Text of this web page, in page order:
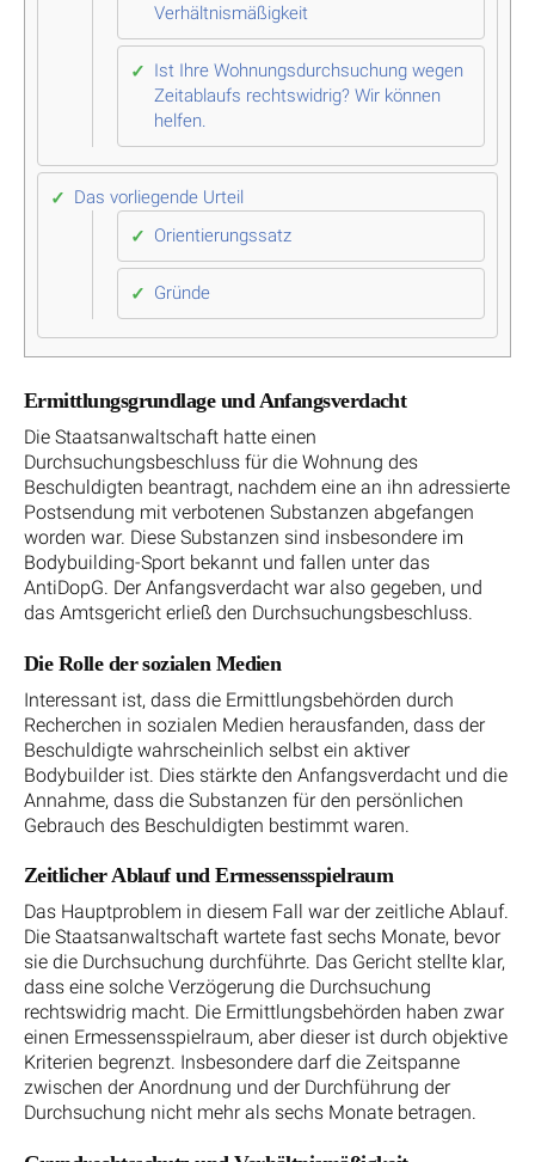
Verhältnismäßigkeit
Ist Ihre Wohnungsdurchsuchung wegen
Zeitablaufs rechtswidrig? Wir können
helfen.
Das vorliegende Urteil
Orientierungssatz
Gründe
Ermittlungsgrundlage und Anfangsverdacht
Die Staatsanwaltschaft hatte einen
Durchsuchungsbeschluss für die Wohnung des
Beschuldigten beantragt, nachdem eine an ihn adressierte
Postsendung mit verbotenen Substanzen abgefangen
worden war. Diese Substanzen sind insbesondere im
Bodybuilding-Sport bekannt und fallen unter das
AntiDopG. Der Anfangsverdacht war also gegeben, und
das Amtsgericht erließ den Durchsuchungsbeschluss.
Die Rolle der sozialen Medien
Interessant ist, dass die Ermittlungsbehörden durch
Recherchen in sozialen Medien herausfanden, dass der
Beschuldigte wahrscheinlich selbst ein aktiver
Bodybuilder ist. Dies stärkte den Anfangsverdacht und die
Annahme, dass die Substanzen für den persönlichen
Gebrauch des Beschuldigten bestimmt waren.
Zeitlicher Ablauf und Ermessensspielraum
Das Hauptproblem in diesem Fall war der zeitliche Ablauf.
Die Staatsanwaltschaft wartete fast sechs Monate, bevor
sie die Durchsuchung durchführte. Das Gericht stellte klar,
dass eine solche Verzögerung die Durchsuchung
rechtswidrig macht. Die Ermittlungsbehörden haben zwar
einen Ermessensspielraum, aber dieser ist durch objektive
Kriterien begrenzt. Insbesondere darf die Zeitspanne
zwischen der Anordnung und der Durchführung der
Durchsuchung nicht mehr als sechs Monate betragen.